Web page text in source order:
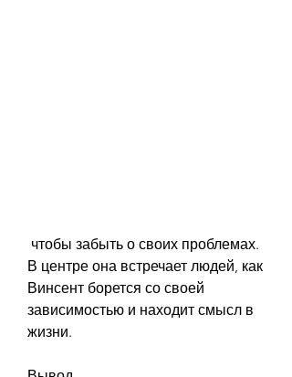
В центре она встречает людей, как
Винсент борется со своей
зависимостью и находит смысл в
жизни.